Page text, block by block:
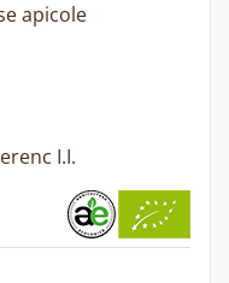
apicole
I.I.